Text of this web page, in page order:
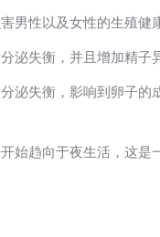
男性以及女性的生殖健康
泌失衡，并且增加精子
泌失衡，影响到卵子的
始趋向于夜生活，这是